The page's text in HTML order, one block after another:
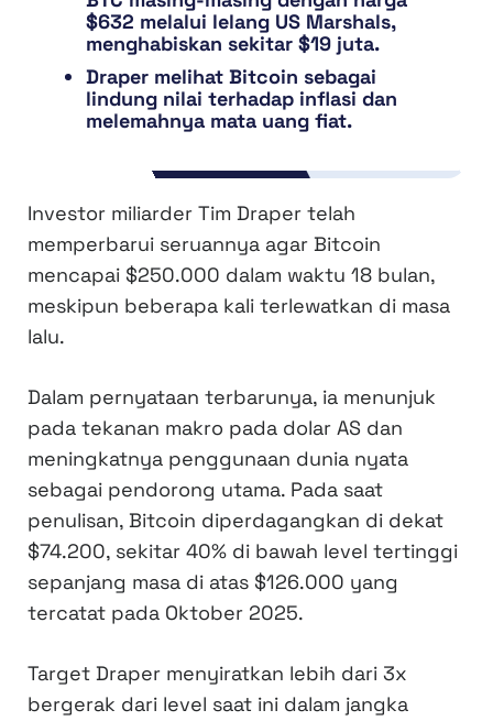
$632 melalui lelang US Marshals,
menghabiskan sekitar $19 juta.
Draper melihat Bitcoin sebagai
lindung nilai terhadap inflasi dan
melemahnya mata uang fiat.
Investor miliarder Tim Draper telah
memperbarui seruannya agar Bitcoin
mencapai $250.000 dalam waktu 18 bulan,
meskipun beberapa kali terlewatkan di masa
lalu.
Dalam pernyataan terbarunya, ia menunjuk
pada tekanan makro pada dolar AS dan
meningkatnya penggunaan dunia nyata
sebagai pendorong utama. Pada saat
penulisan, Bitcoin diperdagangkan di dekat
$74.200, sekitar 40% di bawah level tertinggi
sepanjang masa di atas $126.000 yang
tercatat pada Oktober 2025.
Target Draper menyiratkan lebih dari 3x
bergerak dari level saat ini dalam jangka